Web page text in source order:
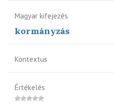
Magyar kifejezés
kormányzás
Kontextus
Értékelés